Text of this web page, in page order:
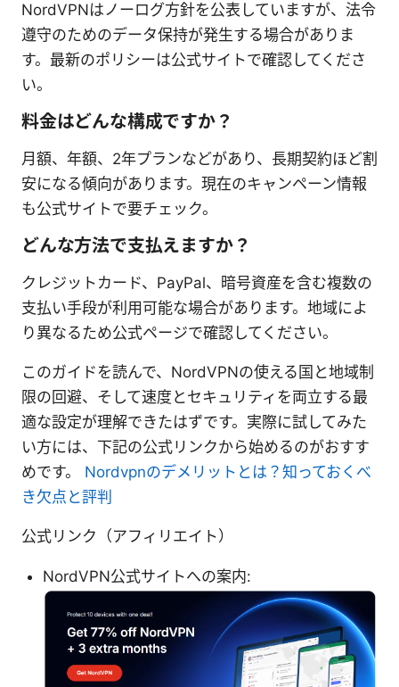
NordVPNはノーログ方針を公表していますが、法令
遵守のためのデータ保持が発生する場合がありま
す。最新のポリシーは公式サイトで確認してくださ
い。
料金はどんな構成ですか？
月額、年額、2年プランなどがあり、長期契約ほど割
安になる傾向があります。現在のキャンペーン情報
も公式サイトで要チェック。
どんな方法で支払えますか？
クレジットカード、PayPal、暗号資産を含む複数の
支払い手段が利用可能な場合があります。地域によ
り異なるため公式ページで確認してください。
このガイドを読んで、NordVPNの使える国と地域制
限の回避、そして速度とセキュリティを両立する最
適な設定が理解できたはずです。実際に試してみた
い方には、下記の公式リンクから始めるのがおすす
めです。 Nordvpnのデメリットとは？知っておくべ
き欠点と評判
公式リンク（アフィリエイト）
NordVPN公式サイトへの案内: